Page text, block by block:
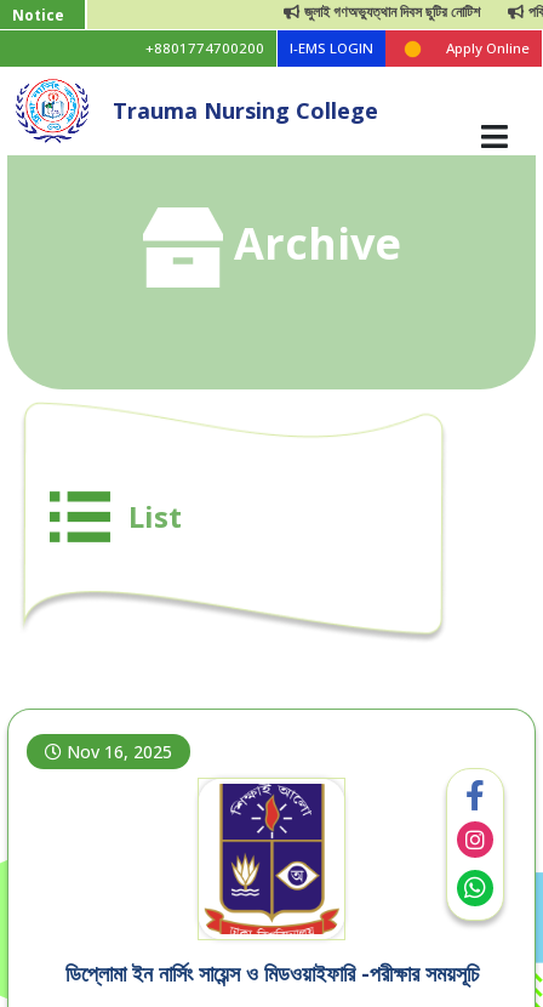
Notice জুলাই গণঅভ্যুত্থান দিবস ছুটির নোটিশ
+8801774700200 I-EMS LOGIN Apply Online
Trauma Nursing College
Archive
List
Nov 16, 2025
ডিপ্লোমা ইন নার্সিং সায়েন্স ও মিডওয়াইফারি -পরীক্ষার সময়সূচি